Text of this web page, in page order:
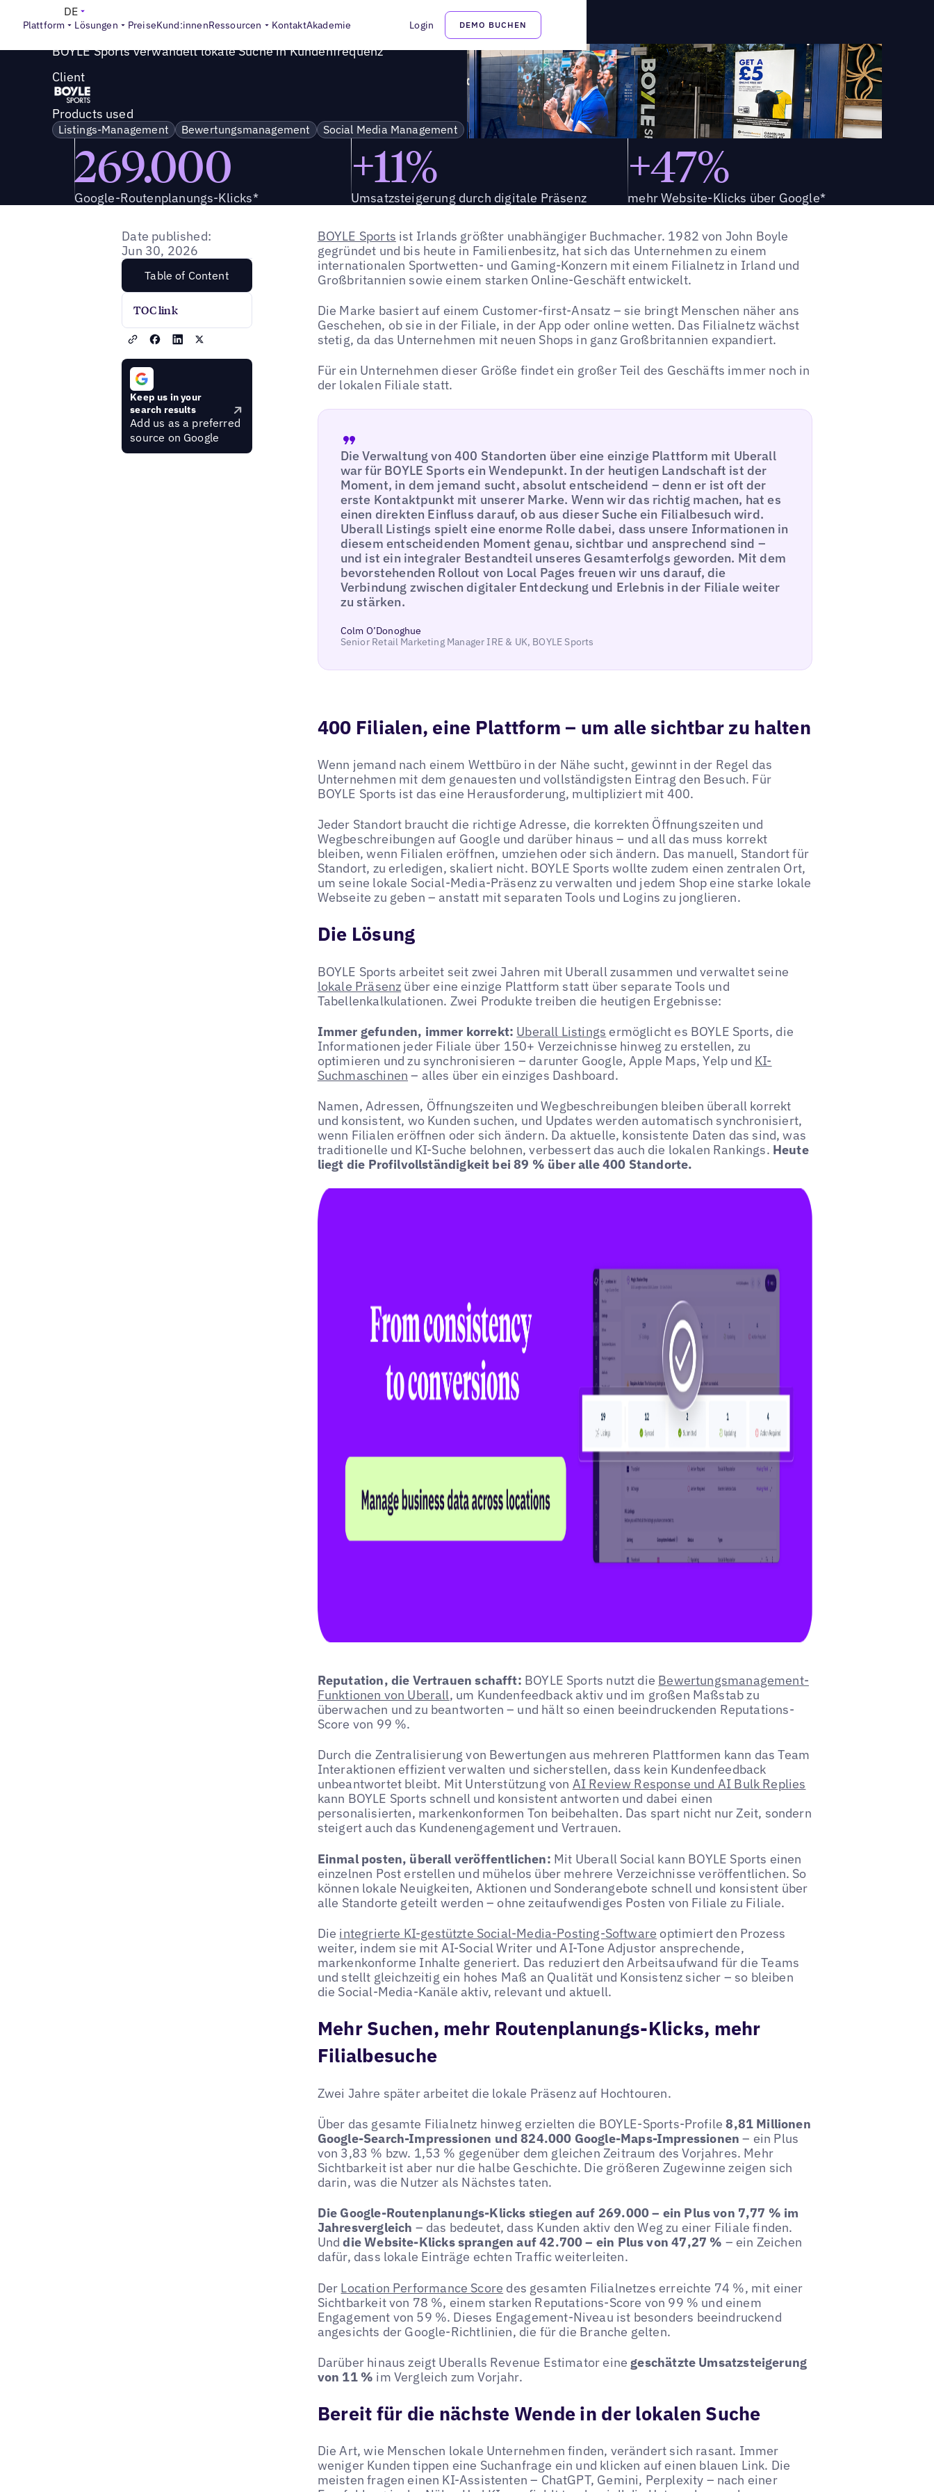
Plattform Lösungen PreiseKund:innenRessourcen KontaktAkademie Login DEMO BUCHEN
DE
Success Story
BOYLE Sports verwandelt lokale Suche in Kundenfrequenz
Client
Products used
Listings-Management Bewertungsmanagement Social Media Management
269.000
Google-Routenplanungs-Klicks*
+11%
Umsatzsteigerung durch digitale Präsenz
+47%
mehr Website-Klicks über Google*
Date published:
Jun 30, 2026
Table of Content
TOC link
Keep us in your
search results
Add us as a preferred
source on Google
BOYLE Sports ist Irlands größter unabhängiger Buchmacher. 1982 von John Boyle
gegründet und bis heute in Familienbesitz, hat sich das Unternehmen zu einem
internationalen Sportwetten- und Gaming-Konzern mit einem Filialnetz in Irland und
Großbritannien sowie einem starken Online-Geschäft entwickelt.
Die Marke basiert auf einem Customer-first-Ansatz – sie bringt Menschen näher ans
Geschehen, ob sie in der Filiale, in der App oder online wetten. Das Filialnetz wächst
stetig, da das Unternehmen mit neuen Shops in ganz Großbritannien expandiert.
Für ein Unternehmen dieser Größe findet ein großer Teil des Geschäfts immer noch in
der lokalen Filiale statt.
Die Verwaltung von 400 Standorten über eine einzige Plattform mit Uberall
war für BOYLE Sports ein Wendepunkt. In der heutigen Landschaft ist der
Moment, in dem jemand sucht, absolut entscheidend – denn er ist oft der
erste Kontaktpunkt mit unserer Marke. Wenn wir das richtig machen, hat es
einen direkten Einfluss darauf, ob aus dieser Suche ein Filialbesuch wird.
Uberall Listings spielt eine enorme Rolle dabei, dass unsere Informationen in
diesem entscheidenden Moment genau, sichtbar und ansprechend sind –
und ist ein integraler Bestandteil unseres Gesamterfolgs geworden. Mit dem
bevorstehenden Rollout von Local Pages freuen wir uns darauf, die
Verbindung zwischen digitaler Entdeckung und Erlebnis in der Filiale weiter
zu stärken.
Colm O’Donoghue
Senior Retail Marketing Manager IRE & UK, BOYLE Sports
400 Filialen, eine Plattform – um alle sichtbar zu halten
Wenn jemand nach einem Wettbüro in der Nähe sucht, gewinnt in der Regel das
Unternehmen mit dem genauesten und vollständigsten Eintrag den Besuch. Für
BOYLE Sports ist das eine Herausforderung, multipliziert mit 400.
Jeder Standort braucht die richtige Adresse, die korrekten Öffnungszeiten und
Wegbeschreibungen auf Google und darüber hinaus – und all das muss korrekt
bleiben, wenn Filialen eröffnen, umziehen oder sich ändern. Das manuell, Standort für
Standort, zu erledigen, skaliert nicht. BOYLE Sports wollte zudem einen zentralen Ort,
um seine lokale Social-Media-Präsenz zu verwalten und jedem Shop eine starke lokale
Webseite zu geben – anstatt mit separaten Tools und Logins zu jonglieren.
Die Lösung
BOYLE Sports arbeitet seit zwei Jahren mit Uberall zusammen und verwaltet seine
lokale Präsenz über eine einzige Plattform statt über separate Tools und
Tabellenkalkulationen. Zwei Produkte treiben die heutigen Ergebnisse:
Immer gefunden, immer korrekt: Uberall Listings ermöglicht es BOYLE Sports, die
Informationen jeder Filiale über 150+ Verzeichnisse hinweg zu erstellen, zu
optimieren und zu synchronisieren – darunter Google, Apple Maps, Yelp und KI-
Suchmaschinen – alles über ein einziges Dashboard.
Namen, Adressen, Öffnungszeiten und Wegbeschreibungen bleiben überall korrekt
und konsistent, wo Kunden suchen, und Updates werden automatisch synchronisiert,
wenn Filialen eröffnen oder sich ändern. Da aktuelle, konsistente Daten das sind, was
traditionelle und KI-Suche belohnen, verbessert das auch die lokalen Rankings. Heute
liegt die Profilvollständigkeit bei 89 % über alle 400 Standorte.
Reputation, die Vertrauen schafft: BOYLE Sports nutzt die Bewertungsmanagement-
Funktionen von Uberall, um Kundenfeedback aktiv und im großen Maßstab zu
überwachen und zu beantworten – und hält so einen beeindruckenden Reputations-
Score von 99 %.
Durch die Zentralisierung von Bewertungen aus mehreren Plattformen kann das Team
Interaktionen effizient verwalten und sicherstellen, dass kein Kundenfeedback
unbeantwortet bleibt. Mit Unterstützung von AI Review Response und AI Bulk Replies
kann BOYLE Sports schnell und konsistent antworten und dabei einen
personalisierten, markenkonformen Ton beibehalten. Das spart nicht nur Zeit, sondern
steigert auch das Kundenengagement und Vertrauen.
Einmal posten, überall veröffentlichen: Mit Uberall Social kann BOYLE Sports einen
einzelnen Post erstellen und mühelos über mehrere Verzeichnisse veröffentlichen. So
können lokale Neuigkeiten, Aktionen und Sonderangebote schnell und konsistent über
alle Standorte geteilt werden – ohne zeitaufwendiges Posten von Filiale zu Filiale.
Die integrierte KI-gestützte Social-Media-Posting-Software optimiert den Prozess
weiter, indem sie mit AI-Social Writer und AI-Tone Adjustor ansprechende,
markenkonforme Inhalte generiert. Das reduziert den Arbeitsaufwand für die Teams
und stellt gleichzeitig ein hohes Maß an Qualität und Konsistenz sicher – so bleiben
die Social-Media-Kanäle aktiv, relevant und aktuell.
Mehr Suchen, mehr Routenplanungs-Klicks, mehr
Filialbesuche
Zwei Jahre später arbeitet die lokale Präsenz auf Hochtouren.
Über das gesamte Filialnetz hinweg erzielten die BOYLE-Sports-Profile8,81 Millionen
Google-Search-Impressionen und 824.000 Google-Maps-Impressionen – ein Plus
von 3,83 % bzw. 1,53 % gegenüber dem gleichen Zeitraum des Vorjahres. Mehr
Sichtbarkeit ist aber nur die halbe Geschichte. Die größeren Zugewinne zeigen sich
darin, was die Nutzer als Nächstes taten.
Die Google-Routenplanungs-Klicks stiegen auf 269.000 – ein Plus von 7,77 % im
Jahresvergleich – das bedeutet, dass Kunden aktiv den Weg zu einer Filiale finden.
Unddie Website-Klicks sprangen auf 42.700 – ein Plus von 47,27 % – ein Zeichen
dafür, dass lokale Einträge echten Traffic weiterleiten.
Der Location Performance Score des gesamten Filialnetzes erreichte 74 %, mit einer
Sichtbarkeit von 78 %, einem starken Reputations-Score von 99 % und einem
Engagement von 59 %. Dieses Engagement-Niveau ist besonders beeindruckend
angesichts der Google-Richtlinien, die für die Branche gelten.
Darüber hinaus zeigt Uberalls Revenue Estimator einegeschätzte Umsatzsteigerung
von 11 % im Vergleich zum Vorjahr.
Bereit für die nächste Wende in der lokalen Suche
Die Art, wie Menschen lokale Unternehmen finden, verändert sich rasant. Immer
weniger Kunden tippen eine Suchanfrage ein und klicken auf einen blauen Link. Die
meisten fragen einen KI-Assistenten – ChatGPT, Gemini, Perplexity – nach einer